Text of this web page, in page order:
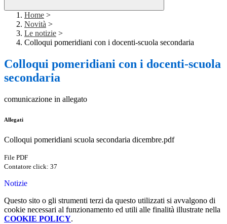
Home >
Novità >
Le notizie >
Colloqui pomeridiani con i docenti-scuola secondaria
Colloqui pomeridiani con i docenti-scuola
secondaria
comunicazione in allegato
Allegati
Colloqui pomeridiani scuola secondaria dicembre.pdf
File PDF
Contatore click: 37
Notizie
Questo sito o gli strumenti terzi da questo utilizzati si avvalgono di
cookie necessari al funzionamento ed utili alle finalità illustrate nella
COOKIE POLICY.